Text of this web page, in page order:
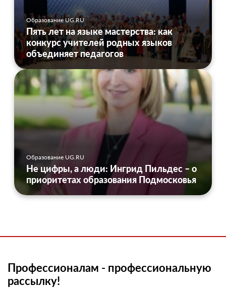
Образование UG.RU
Пять лет на языке мастерства: как
конкурс учителей родных языков
объединяет педагогов
Образование UG.RU
Не цифры, а люди: Ингрид Пильдес – о
приоритетах образования Подмосковья
Профессионалам - профессиональную
рассылку!